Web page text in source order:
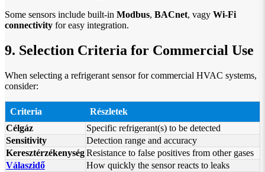
Some sensors include built-in Modbus, BACnet, vagy Wi-Fi
connectivity for easy integration.
9. Selection Criteria for Commercial Use
When selecting a refrigerant sensor for commercial HVAC systems,
consider:
Criteria
Részletek
Célgáz
Specific refrigerant(s) to be detected
Sensitivity
Detection range and accuracy
KeresztérzékenységResistance to false positives from other gases
Válaszidő
How quickly the sensor reacts to leaks